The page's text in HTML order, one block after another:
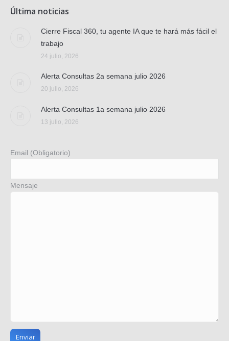
Última noticias
Cierre Fiscal 360, tu agente IA que te hará más fácil el
trabajo
24 julio, 2026
Alerta Consultas 2a semana julio 2026
20 julio, 2026
Alerta Consultas 1a semana julio 2026
13 julio, 2026
Email (Obligatorio)
Mensaje